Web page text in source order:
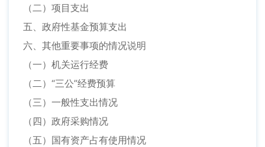
（二）项目支出
五、政府性基金预算支出
六、其他重要事项的情况说明
（一）机关运行经费
（二）“三公”经费预算
（三）一般性支出情况
（四）政府采购情况
（五）国有资产占有使用情况